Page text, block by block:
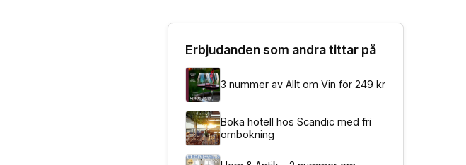
Erbjudanden som andra tittar på
3 nummer av Allt om Vin för 249 kr
Boka hotell hos Scandic med fri
ombokning